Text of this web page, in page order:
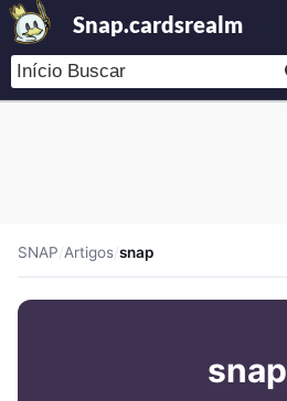
Snap.cardsrealm
SNAP/Artigos/snap
snap